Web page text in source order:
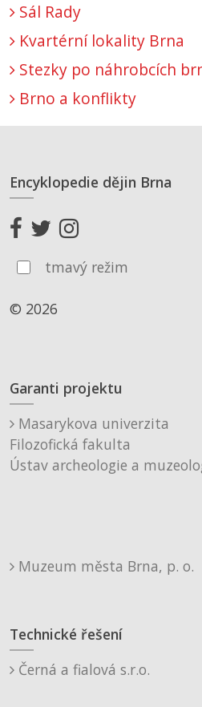
Sál Rady
Kvartérní lokality Brna
Stezky po náhrobcích
Brno a konflikty
Encyklopedie dějin Brna
tmavý režim
© 2026
Garanti projektu
Masarykova univerzita
Filozofická fakulta
Ústav archeologie a
Muzeum města Brna, p. o.
Technické řešení
Černá a fialová s.r.o.